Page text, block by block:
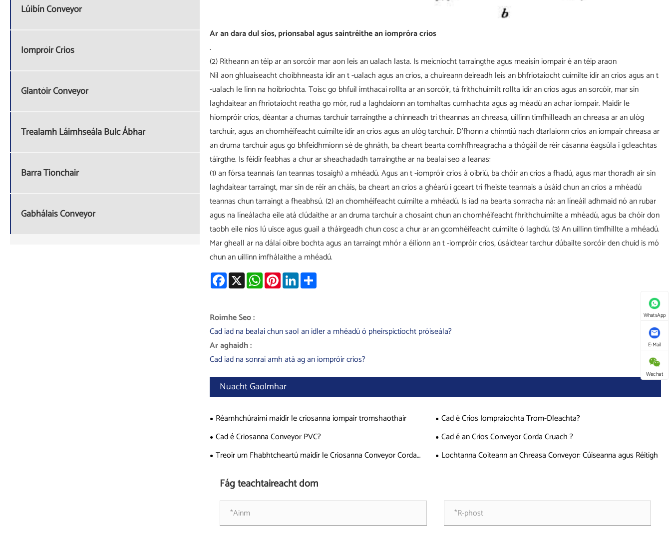
Lúibín Conveyor
Iompróir Crios
Glantóir Conveyor
Trealamh Láimhseála Bulc Ábhar
Barra Tionchair
Gabhálais Conveyor
Ar an dara dul síos, prionsabal agus saintréithe an iompróra crios
.
(2) Ritheann an téip ar an sorcóir mar aon leis an ualach lasta. Is meicníocht tarraingthe agus meaisín iompair é an téip araon
Níl aon ghluaiseacht choibhneasta idir an t -ualach agus an crios, a chuireann deireadh leis an bhfriotaíocht cuimilte idir an crios agus an t
-ualach le linn na hoibríochta. Toisc go bhfuil imthacaí rollta ar an sorcóir, tá frithchuimilt rollta idir an crios agus an sorcóir, mar sin
laghdaítear an fhriotaíocht reatha go mór, rud a laghdaíonn an tomhaltas cumhachta agus ag méadú an achar iompair. Maidir le
hiompróir crios, déantar a chumas tarchuir tarraingthe a chinneadh trí theannas an chreasa, uillinn timfhilleadh an chreasa ar an ulóg
tarchuir, agus an chomhéifeacht cuimilte idir an crios agus an ulóg tarchuir. D'fhonn a chinntiú nach dtarlaíonn crios an iompair chreasa ar
an druma tarchuir agus go bhfeidhmíonn sé de ghnáth, ba cheart bearta comhfhreagracha a thógáil de réir cásanna éagsúla i gcleachtas
táirgthe. Is féidir feabhas a chur ar sheachadadh tarraingthe ar na bealaí seo a leanas:
(1) an fórsa teannais (an teannas tosaigh) a mhéadú. Agus an t -iompróir crios á oibriú, ba chóir an crios a fhadú, agus mar thoradh air sin
laghdaítear tarraingt, mar sin de réir an cháis, ba cheart an crios a ghéarú i gceart trí fheiste teannais a úsáid chun an crios a mhéadú
teannas chun tarraingt a fheabhsú. (2) an chomhéifeacht cuimilte a mhéadú. Is iad na bearta sonracha ná: an líneáil adhmaid nó an rubar
agus na líneálacha eile atá clúdaithe ar an druma tarchuir a chosaint chun an chomhéifeacht fhrithchuimilte a mhéadú, agus ba chóir don
taobh eile níos lú uisce agus guail a tháirgeadh chun cosc ​​a chur ar an gcomhéifeacht cuimilte ó laghdú. (3) An uillinn timfhillte a mhéadú.
Mar gheall ar na dálaí oibre bochta agus an tarraingt mhór a éilíonn an t -iompróir crios, úsáidtear tarchur dúbailte sorcóir den chuid is mó
chun an uillinn imfhálaithe a mhéadú.
Facebook WhatsAppPinterestLinkedIn
Roimhe Seo :
Cad iad na bealaí chun saol an idler a mhéadú ó pheirspictíocht próiseála?
Ar aghaidh :
Cad iad na sonraí amh atá ag an iompróir crios?
Nuacht Gaolmhar
Réamhchúraimí maidir le criosanna iompair tromshaothair
Cad é Crios Iompraíochta Trom-Dleachta?
Cad é Criosanna Conveyor PVC?
Cad é an Crios Conveyor Corda Cruach ?
Treoir um Fhabhtcheartú maidir le Criosanna Conveyor Corda
Lochtanna Coiteann an Chreasa Conveyor: Cúiseanna agus Réitigh
Fág teachtaireacht dom
WhatsApp
E-Mail
Wechat